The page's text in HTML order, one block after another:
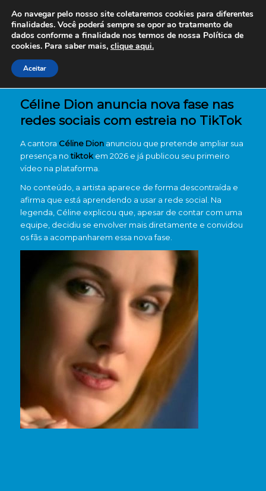
Céline Dion anuncia nova fase nas
redes sociais com estreia no TikTok
A cantora Céline Dionanunciou que pretende ampliar sua
presença notiktokem 2026 e já publicou seu primeiro
vídeo na plataforma.
No conteúdo, a artista aparece de forma descontraída e
afirma que está aprendendo a usar a rede social. Na
legenda, Céline explicou que, apesar de contar com uma
equipe, decidiu se envolver mais diretamente e convidou
os fãs a acompanharem essa nova fase.
Ao navegar pelo nosso site coletaremos cookies para diferentes
finalidades. Você poderá sempre se opor ao tratamento de
dados conforme a finalidade nos termos de nossa Política de
cookies. Para saber mais, clique aqui.
Aceitar